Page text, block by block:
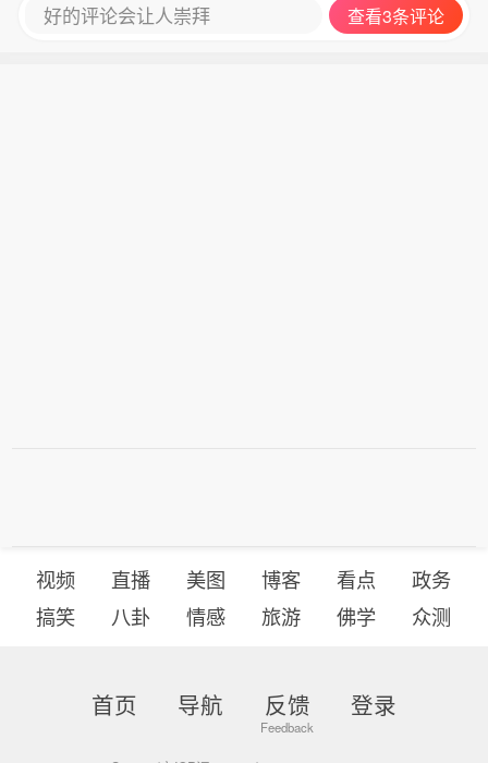
好的评论会让人崇拜 查看3条评论
视频 直播 美图 博客 看点
政务
搞笑
八卦 情感 旅游 佛学 众测
首页 导航 反馈 登录